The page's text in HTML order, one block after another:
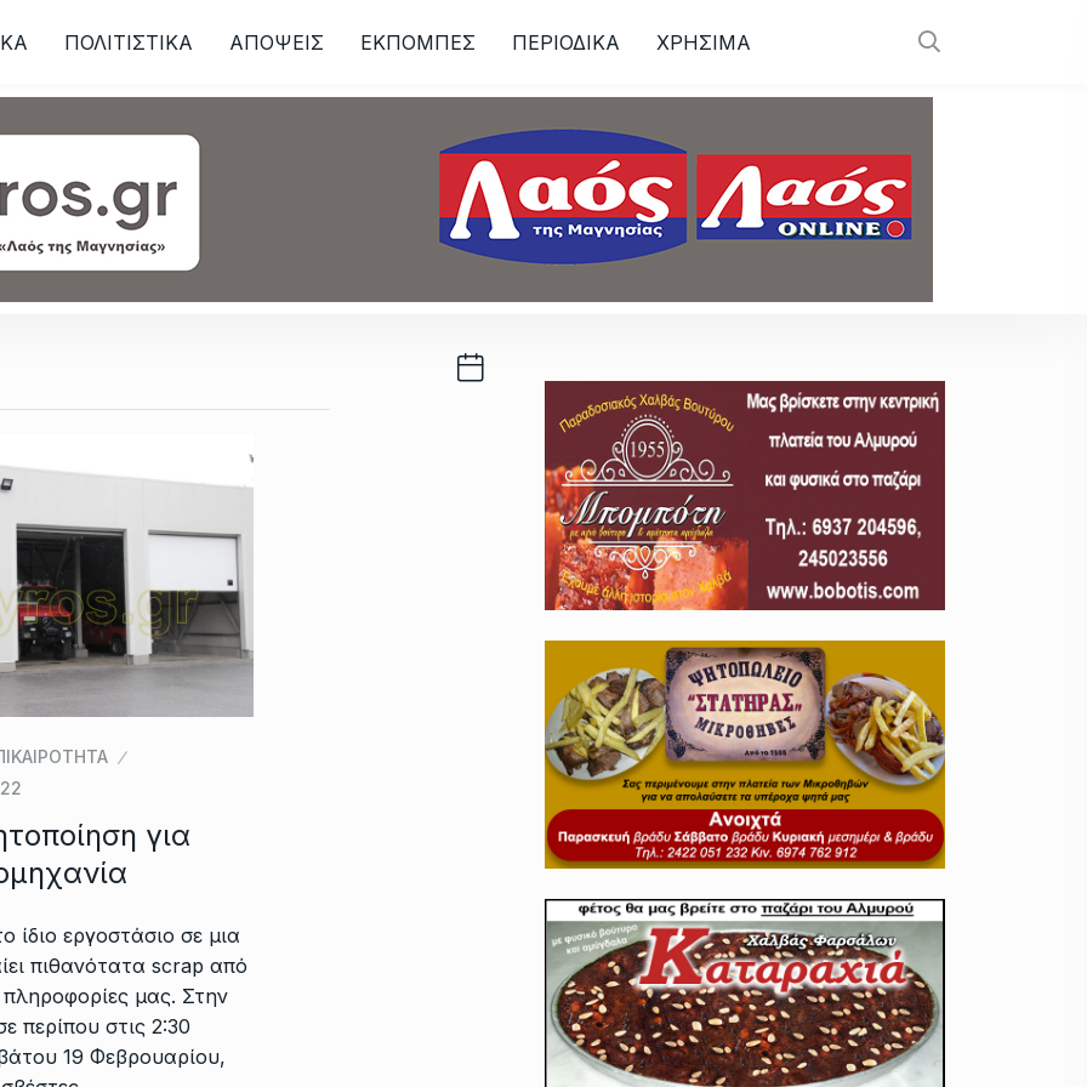
ΠΟΛΙΤΙΣΤΙΚΑ ΑΠΟΨΕΙΣ ΕΚΠΟΜΠΕΣ ΠΕΡΙΟΔΙΚΑ ΧΡΗΣΙΜΑ
για
ίδιο εργοστάσιο σε μια
πιθανότατα scrap από
πληροφορίες μας. Στην
περίπου στις 2:30
19 Φεβρουαρίου,